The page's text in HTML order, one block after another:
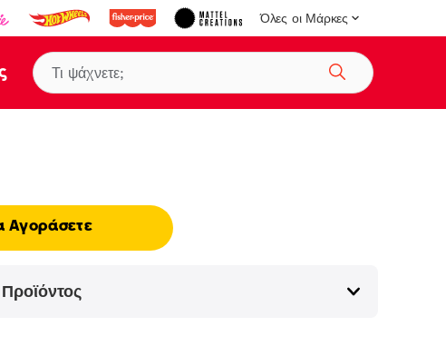
Όλες οι Μάρκες
Αναζήτηση
Αγοράσετε